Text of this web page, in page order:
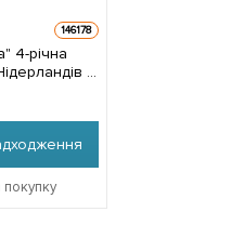
146178
4-річна
покупку